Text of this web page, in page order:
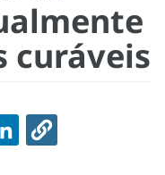
curáveis